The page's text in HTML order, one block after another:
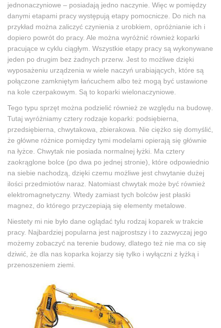
jednonaczyniowe – posiadają jedno naczynie. Więc w pomiędzy
danymi etapami pracy występują etapy pomocnicze. Do nich na
przykład można zaliczyć czynienia z urobkiem, opróżnianie ich i
dopiero powrót do pracy. Ale można wyróżnić również koparki
pracujące w cyklu ciągłym. Wszystkie etapy pracy są wykonywane
jeden po drugim bez żadnych przerw. Jest to możliwe dzięki
wyposażeniu urządzenia w wiele naczyń urabiających, które są
połączone zamkniętym łańcuchem albo też mogą być ustawione
na kole czerpakowym. Są to koparki wielonaczyniowe.
Tego typu sprzęt można podzielić również ze względu na budowę.
Tutaj wyróżniamy cztery rodzaje koparki: podsiębierna,
przedsiębierna, chwytakowa, zbierakowa. Nie ciężko się domyślić,
że główne różnice pomiędzy tymi modelami opierają się głównie
na łyżce. Chwytak nie posiada normalnej łyżki. Ma cztery
zaokrąglone bolce (po dwa po jednej stronie), które odpowiednio
na siebie nachodzą, dzięki czemu możliwe jest chwytanie dużej
ilości przedmiotów naraz. Natomiast chwytak może być również
elektromagnetyczny. Wtedy zamiast tych bolców jest płaski
magnez, do którego przyczepiają się elementy metalowe.
Niestety mi nie było dane oglądać tylu rodzaj koparek w trakcie
pracy. Najbardziej popularna jest najprostszy i to zazwyczaj jego
możemy zobaczyć na terenie budowy, dlatego też nie ma co się
dziwić, że dla nas koparka kojarzy się tylko i wyłączni z łyżką i
przenoszeniem ziemi.